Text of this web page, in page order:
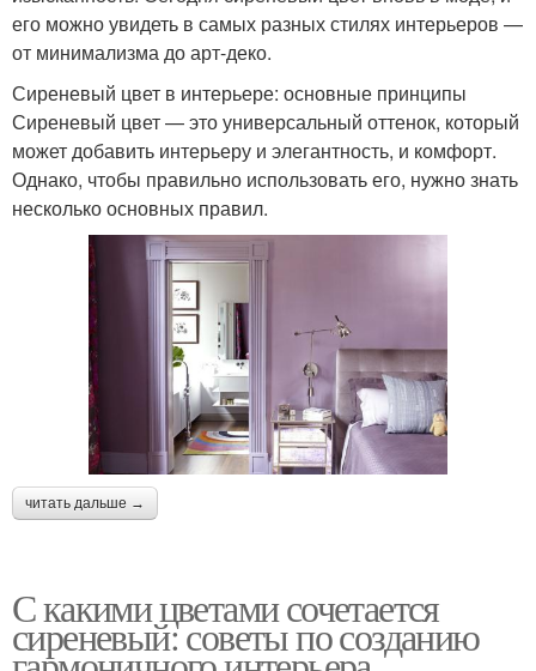
его можно увидеть в самых разных стилях интерьеров —
от минимализма до арт-деко.
Сиреневый цвет в интерьере: основные принципы
Сиреневый цвет — это универсальный оттенок, который
может добавить интерьеру и элегантность, и комфорт.
Однако, чтобы правильно использовать его, нужно знать
несколько основных правил.
читать дальше →
С какими цветами сочетается
сиреневый: советы по созданию